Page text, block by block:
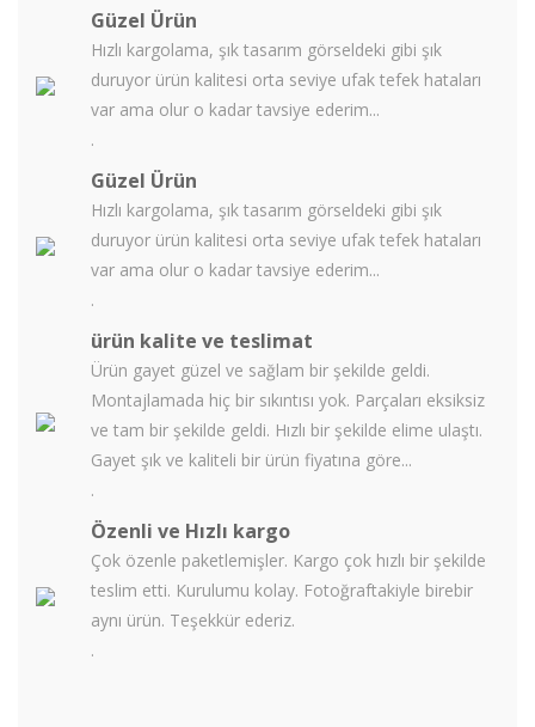
Güzel Ürün
Hızlı kargolama, şık tasarım görseldeki gibi şık
duruyor ürün kalitesi orta seviye ufak tefek hataları
var ama olur o kadar tavsiye ederim...
.
Güzel Ürün
Hızlı kargolama, şık tasarım görseldeki gibi şık
duruyor ürün kalitesi orta seviye ufak tefek hataları
var ama olur o kadar tavsiye ederim...
.
ürün kalite ve teslimat
Ürün gayet güzel ve sağlam bir şekilde geldi.
Montajlamada hiç bir sıkıntısı yok. Parçaları eksiksiz
ve tam bir şekilde geldi. Hızlı bir şekilde elime ulaştı.
Gayet şık ve kaliteli bir ürün fiyatına göre...
.
Özenli ve Hızlı kargo
Çok özenle paketlemişler. Kargo çok hızlı bir şekilde
teslim etti. Kurulumu kolay. Fotoğraftakiyle birebir
aynı ürün. Teşekkür ederiz.
.